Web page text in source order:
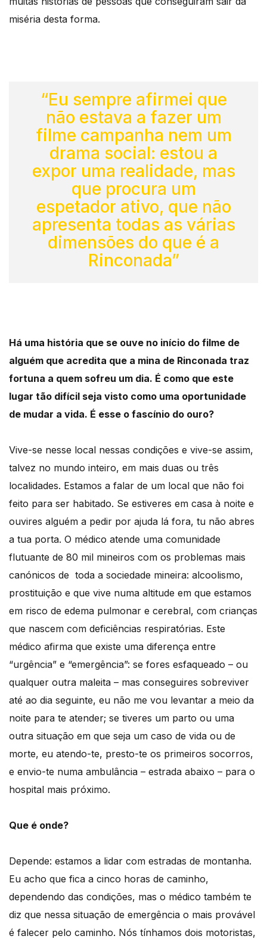
miséria desta forma.
“Eu sempre afirmei que
não estava a fazer um
filme campanha nem um
drama social: estou a
expor uma realidade, mas
que procura um
espetador ativo, que não
apresenta todas as várias
dimensões do que é a
Rinconada”
Há uma história que se ouve no início do filme de
alguém que acredita que a mina de Rinconada traz
fortuna a quem sofreu um dia. É como que este
lugar tão difícil seja visto como uma oportunidade
de mudar a vida. É esse o fascínio do ouro?
Vive-se nesse local nessas condições e vive-se assim,
talvez no mundo inteiro, em mais duas ou três
localidades. Estamos a falar de um local que não foi
feito para ser habitado. Se estiveres em casa à noite e
ouvires alguém a pedir por ajuda lá fora, tu não abres
a tua porta. O médico atende uma comunidade
flutuante de 80 mil mineiros com os problemas mais
canónicos de toda a sociedade mineira: alcoolismo,
prostituição e que vive numa altitude em que estamos
em risco de edema pulmonar e cerebral, com crianças
que nascem com deficiências respiratórias. Este
médico afirma que existe uma diferença entre
“urgência” e “emergência”: se fores esfaqueado – ou
qualquer outra maleita – mas conseguires sobreviver
até ao dia seguinte, eu não me vou levantar a meio da
noite para te atender; se tiveres um parto ou uma
outra situação em que seja um caso de vida ou de
morte, eu atendo-te, presto-te os primeiros socorros,
e envio-te numa ambulância – estrada abaixo – para o
hospital mais próximo.
Que é onde?
Depende: estamos a lidar com estradas de montanha.
Eu acho que fica a cinco horas de caminho,
dependendo das condições, mas o médico também te
diz que nessa situação de emergência o mais provável
é falecer pelo caminho. Nós tínhamos dois motoristas,